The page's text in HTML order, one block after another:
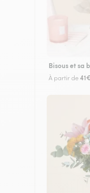
Bisous et sa
À partir de